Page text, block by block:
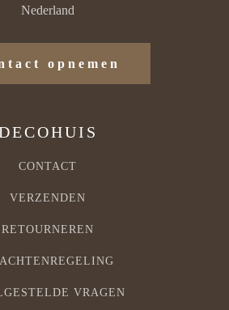
Nederland
opnemen
CONTACT
VERZENDEN
RETOURNEREN
VRAGEN